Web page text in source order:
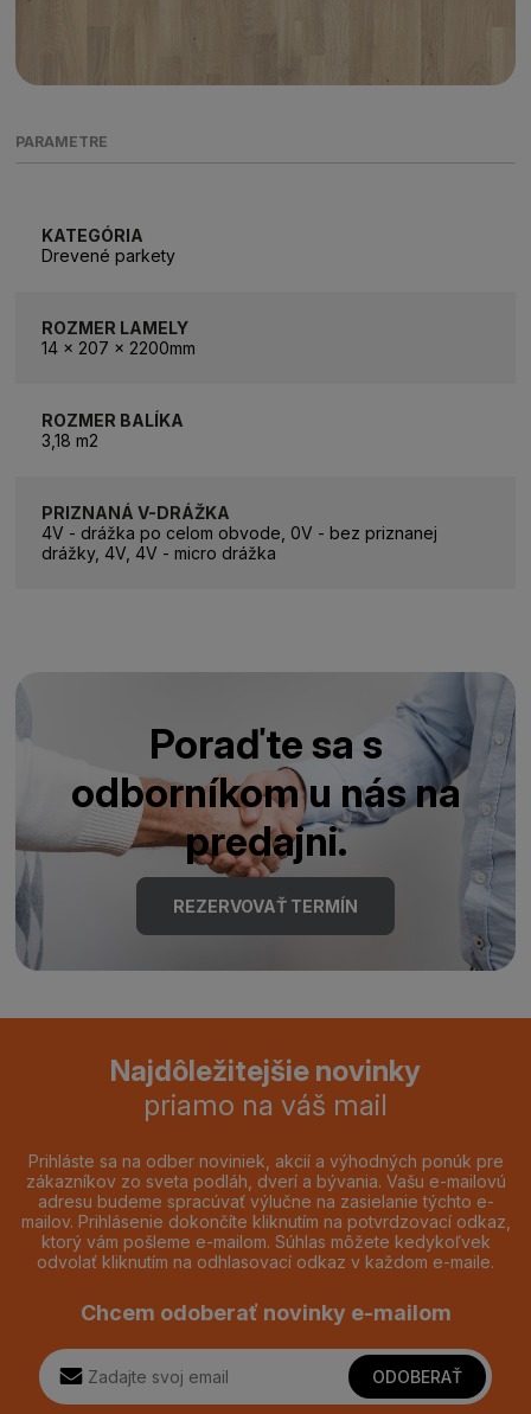
PARAMETRE
KATEGÓRIA
Drevené parkety
ROZMER LAMELY
14 x 207 x 2200mm
ROZMER BALÍKA
3,18 m2
PRIZNANÁ V-DRÁŽKA
4V - drážka po celom obvode, 0V - bez priznanej
drážky, 4V, 4V - micro drážka
Poraďte sa s
odborníkom u nás na
predajni.
REZERVOVAŤ TERMÍN
Najdôležitejšie novinky
priamo na váš mail
Prihláste sa na odber noviniek, akcií a výhodných ponúk pre
zákazníkov zo sveta podláh, dverí a bývania. Vašu e-mailovú
adresu budeme spracúvať výlučne na zasielanie týchto e-
mailov. Prihlásenie dokončíte kliknutím na potvrdzovací odkaz,
ktorý vám pošleme e-mailom. Súhlas môžete kedykoľvek
odvolať kliknutím na odhlasovací odkaz v každom e-maile.
Chcem odoberať novinky e-mailom
ODOBERAŤ